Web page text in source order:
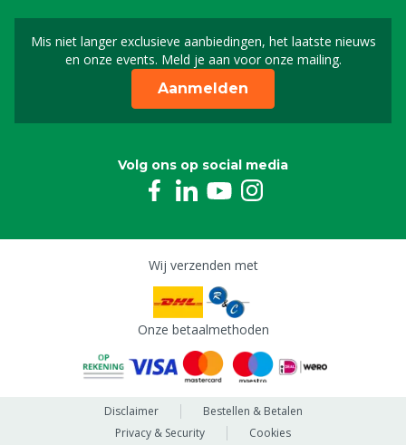
Mis niet langer exclusieve aanbiedingen, het laatste nieuws
en onze events. Meld je aan voor onze mailing.
Schrijf je in voor onze
Aanmelden
Volg ons op social media
Wij verzenden met
Onze betaalmethoden
Disclaimer
Bestellen & Betalen
Privacy & Security
Cookies